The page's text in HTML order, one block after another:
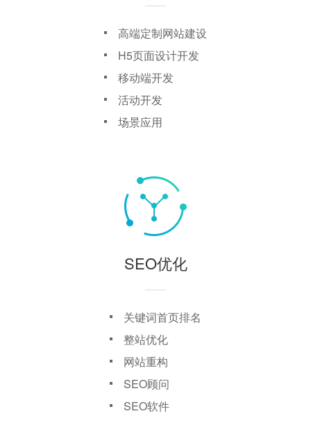
高端定制网站建设
H5页面设计开发
移动端开发
活动开发
场景应用
SEO优化
关键词首页排名
整站优化
网站重构
SEO顾问
SEO软件